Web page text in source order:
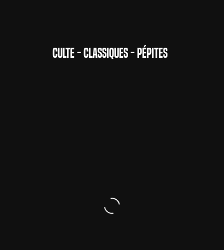
CULTE - CLASSIQUES - PÉPITES